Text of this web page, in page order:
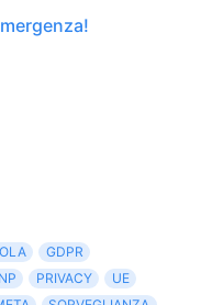
GDPR
PRIVACY
UE